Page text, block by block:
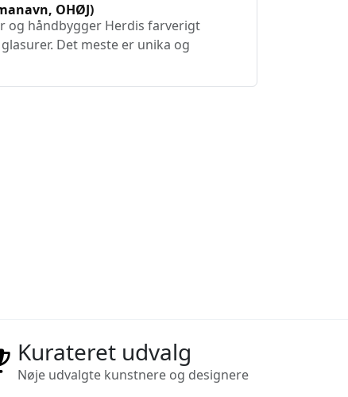
OHØJ)
og håndbygger Herdis farverigt
Det meste er unika og
Kurateret udvalg
Nøje udvalgte kunstnere og designere